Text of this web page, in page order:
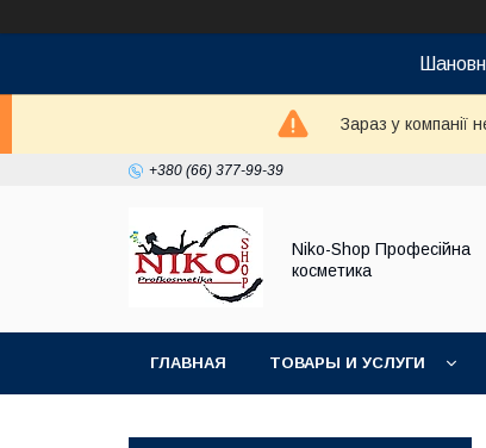
Зараз у компанії
+380 (66) 377-99-39
Niko-Shop Професійна
косметика
ГЛАВНАЯ ТОВАРЫ И УСЛУГИ